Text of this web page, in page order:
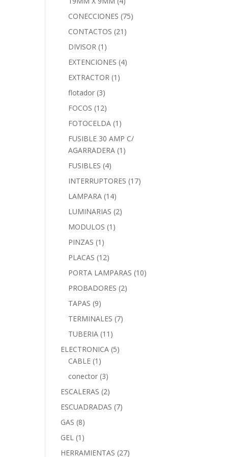
CONECCIONES (75)
CONTACTOS (21)
DIVISOR (1)
EXTENCIONES (4)
EXTRACTOR (1)
flotador (3)
FOCOS (12)
FOTOCELDA (1)
FUSIBLE 30 AMP C/
AGARRADERA (1)
FUSIBLES (4)
INTERRUPTORES (17)
LAMPARA (14)
LUMINARIAS (2)
MODULOS (1)
PINZAS (1)
PLACAS (12)
PORTA LAMPARAS (10)
PROBADORES (2)
TAPAS (9)
TERMINALES (7)
TUBERIA (11)
ELECTRONICA (5)
CABLE (1)
conector (3)
ESCALERAS (2)
ESCUADRADAS (7)
GAS (8)
GEL (1)
HERRAMIENTAS (27)